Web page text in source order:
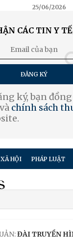
25/06/2026
CÁC TIN Y
ĐĂNG KÝ
ký, bạn
chính sách
XÃ HỘI PHÁP LUẬT
ĐÀI TRUYỀN